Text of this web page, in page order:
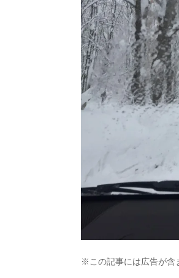
※この記事には広告が含